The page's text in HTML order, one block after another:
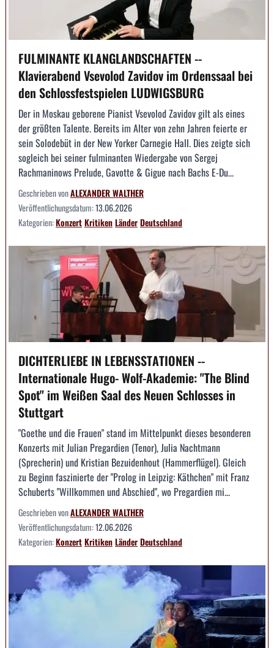
FULMINANTE KLANGLANDSCHAFTEN --
Klavierabend Vsevolod Zavidov im Ordenssaal bei
den Schlossfestspielen LUDWIGSBURG
Der in Moskau geborene Pianist Vsevolod Zavidov gilt als eines
der größten Talente. Bereits im Alter von zehn Jahren feierte er
sein Solodebüt in der New Yorker Carnegie Hall. Dies zeigte sich
sogleich bei seiner fulminanten Wiedergabe von Sergej
Rachmaninows Prelude, Gavotte & Gigue nach Bachs E-Du...
Geschrieben vonALEXANDER WALTHER
Veröffentlichungsdatum:13.06.2026
Kategorien:KonzertKritikenLänderDeutschland
DICHTERLIEBE IN LEBENSSTATIONEN --
Internationale Hugo- Wolf-Akademie: "The Blind
Spot" im Weißen Saal des Neuen Schlosses in
Stuttgart
"Goethe und die Frauen" stand im Mittelpunkt dieses besonderen
Konzerts mit Julian Pregardien (Tenor), Julia Nachtmann
(Sprecherin) und Kristian Bezuidenhout (Hammerflügel). Gleich
zu Beginn faszinierte der "Prolog in Leipzig: Käthchen" mit Franz
Schuberts "Willkommen und Abschied", wo Pregardien mi...
Geschrieben vonALEXANDER WALTHER
Veröffentlichungsdatum:12.06.2026
Kategorien:KonzertKritikenLänderDeutschland